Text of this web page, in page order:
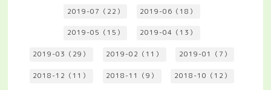
2019-07（22） 2019-06（18）
2019-05（15） 2019-04（13）
2019-03（29） 2019-02（11） 2019-01（7）
2018-12（11） 2018-11（9） 2018-10（12）